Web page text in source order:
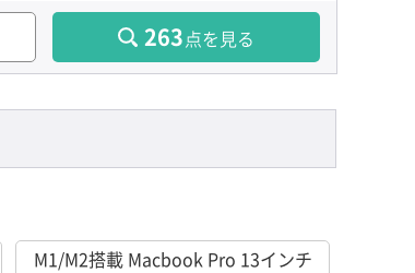
263点を見る
M1/M2搭載 Macbook Pro 13インチ